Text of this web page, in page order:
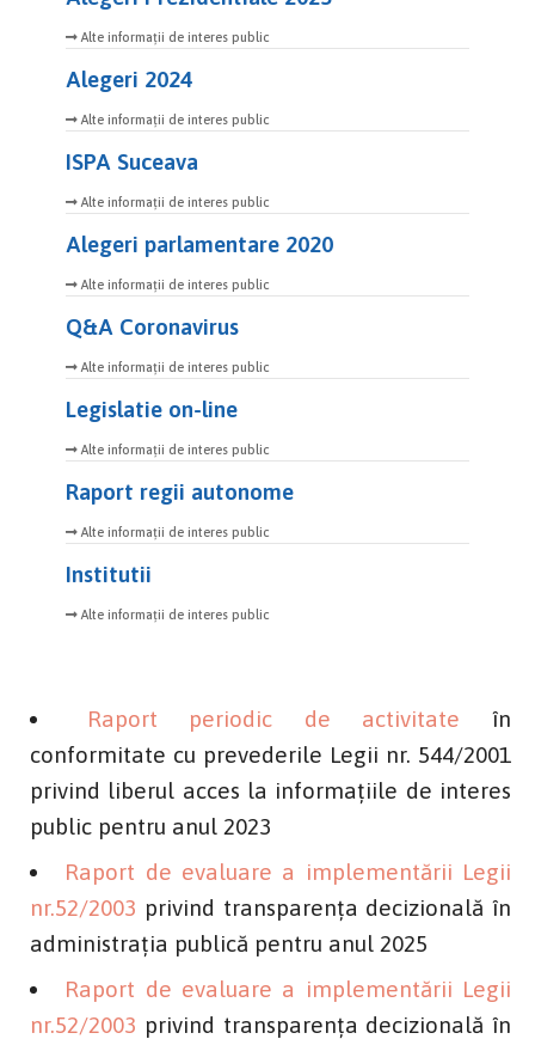
Alte informații de interes public
Alegeri 2024
Alte informații de interes public
ISPA Suceava
Alte informații de interes public
Alegeri parlamentare 2020
Alte informații de interes public
Q&A Coronavirus
Alte informații de interes public
Legislatie on-line
Alte informații de interes public
Raport regii autonome
Alte informații de interes public
Institutii
Alte informații de interes public
Raport periodic de activitate în
conformitate cu prevederile Legii nr. 544/2001
privind liberul acces la informațiile de interes
public pentru anul 2023
Raport de evaluare a implementării Legii
nr.52/2003 privind transparența decizională în
administrația publică pentru anul 2025
Raport de evaluare a implementării Legii
nr.52/2003 privind transparența decizională în